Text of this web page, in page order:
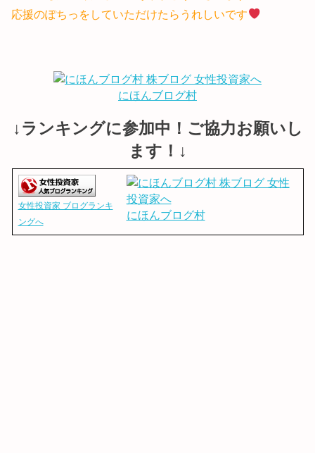
応援のぽちっをしていただけたらうれしいです
にほんブログ村
↓ランキングに参加中！ご協力お願いし
ます！↓
女性投資家 ブログランキ
ングへ
にほんブログ村